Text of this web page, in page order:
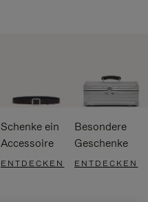
Schenke ein
Accessoire
ENTDECKEN
Besondere
Geschenke
ENTDECKEN